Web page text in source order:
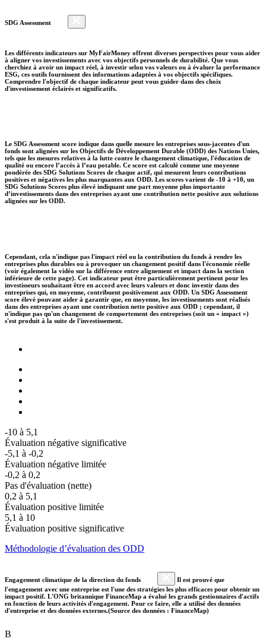
SDG Assessment
Les différents indicateurs sur MyFairMoney offrent diverses perspectives pour vous aider
à aligner vos investissements avec vos objectifs personnels de durabilité. Que vous
cherchiez à avoir un impact réel, à investir selon vos valeurs ou à évaluer la performance
ESG, ces outils fournissent des informations adaptées à vos objectifs spécifiques.
Comprendre l'objectif de chaque indicateur peut vous guider dans des choix
d'investissement éclairés et significatifs.
Le SDG Assessment score indique dans quelle mesure les entreprises sous-jacentes d'un
fonds sont alignées sur les Objectifs de Développement Durable (ODD) des Nations Unies,
tels que les mesures relatives à la lutte contre le changement climatique, l'éducation de
qualité ou encore l’accès à l’eau potable. Ce score est calculé comme une moyenne
pondérée des SDG Solutions Scores de chaque actif, qui mesurent leurs contributions
positives et négatives les plus marquantes aux ODD. Les scores varient de -10 à +10, un
SDG Solutions Scores plus élevé indiquant une part moyenne plus importante
d’investissements dans des entreprises ayant une contribution nette positive aux solutions
alignées sur les ODD.
Cependant, cela n'indique pas l'impact réel ou la contribution du fonds à rendre les
entreprises plus durables ou à provoquer un changement positif dans l'économie réelle
(voir également la vidéo sur la différence entre alignement et impact dans la section
inférieure de cette page). Cet indicateur peut être particulièrement pertinent pour les
investisseurs souhaitant être en accord avec leurs valeurs et donc investir dans des
entreprises qui, en moyenne, contribuent positivement aux ODD. Un SDG Assessment
score élevé pouvant aider à garantir que, en moyenne, les investissements sont réalisés
dans des entreprises ayant une contribution nette positive aux ODD ; cependant, il
n'indique pas qu'un changement de comportement des entreprises (soit un « impact »)
s'est produit à la suite de l'investissement.
-10 à 5,1
Évaluation négative significative
-5,1 à -0,2
Évaluation négative limitée
-0,2 à 0,2
Pas d'évaluation (nette)
0,2 à 5,1
Évaluation positive limitée
5,1 à 10
Évaluation positive significative
Méthodologie d’évaluation des ODD
Engagement climatique de la direction du fonds
Il est prouvé que
l'engagement avec une entreprise est l'une des stratégies les plus efficaces pour obtenir un
impact positif. L'ONG britannique FinanceMap a évalué les grands gestionnaires d'actifs
en fonction de leurs activités d'engagement. Pour ce faire, elle a utilisé des données
d'entreprise et des données externes.(Source des données : FinanceMap)
B